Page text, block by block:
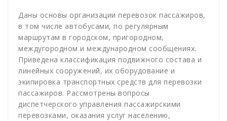
Даны основы организации перевозок пассажиров,
в том числе автобусами, по регулярным
маршрутам в городском, пригородном,
междугородном и международном сообщениях.
Приведена классификация подвижного состава и
линейных сооружений, их оборудование и
экипировка транспортных средств для перевозки
пассажиров. Рассмотрены вопросы
диспетчерского управления пассажирскими
перевозками, оказания услуг населению,